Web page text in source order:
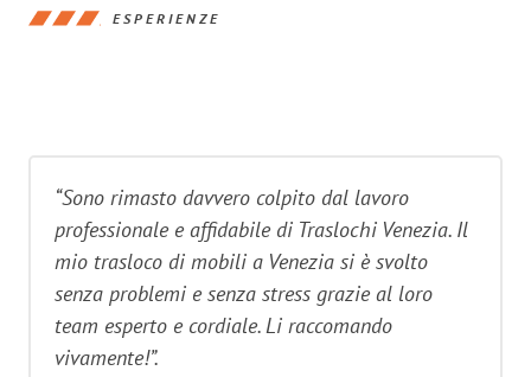
ESPERIENZE
“Sono rimasto davvero colpito dal lavoro
professionale e affidabile di Traslochi Venezia. Il
mio trasloco di mobili a Venezia si è svolto
senza problemi e senza stress grazie al loro
team esperto e cordiale. Li raccomando
vivamente!”.